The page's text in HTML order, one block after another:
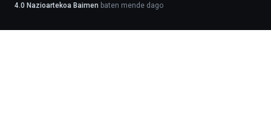
4.0 Nazioartekoa Baimen baten mende dago